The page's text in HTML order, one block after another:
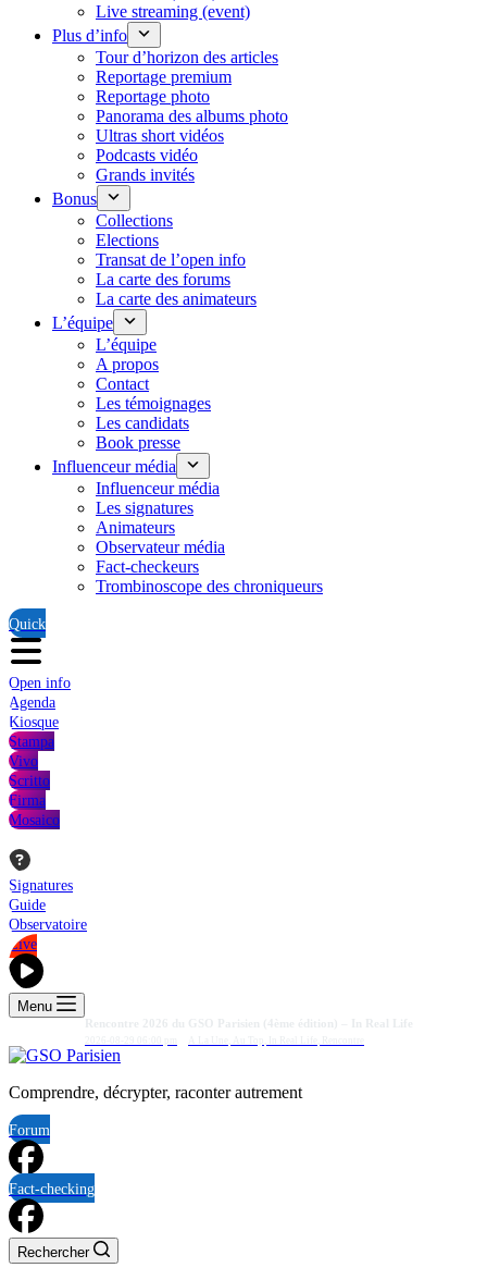
Live streaming (event)
Plus d’info
Tour d’horizon des articles
Reportage premium
Reportage photo
Panorama des albums photo
Ultras short vidéos
Podcasts vidéo
Grands invités
Bonus
Collections
Elections
Transat de l’open info
La carte des forums
La carte des animateurs
L’équipe
L’équipe
A propos
Contact
Les témoignages
Les candidats
Book presse
Influenceur média
Influenceur média
Les signatures
Animateurs
Observateur média
Fact-checkeurs
Trombinoscope des chroniqueurs
Quick
Open info
Agenda
Kiosque
Stampa
Vivo
Scritto
Firma
Mosaico
Signatures
Guide
Observatoire
Live
Menu
Comprendre, décrypter, raconter autrement
Forum
Fact-checking
Rechercher